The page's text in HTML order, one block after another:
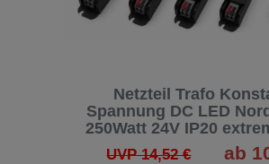
Netzteil Trafo
Spannung DC LED
250Watt 24V IP20
UVP 14,52 € ab